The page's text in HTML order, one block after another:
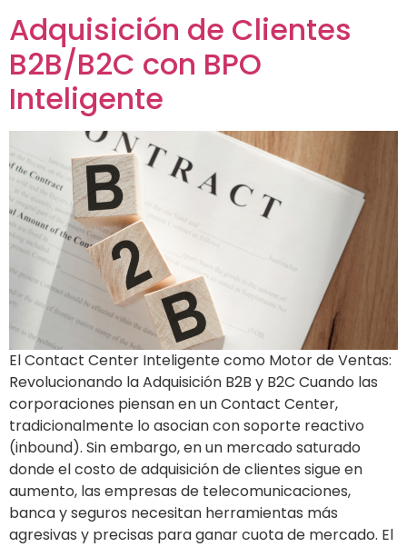
Adquisición de Clientes
B2B/B2C con BPO
Inteligente
El Contact Center Inteligente como Motor de Ventas:
Revolucionando la Adquisición B2B y B2C Cuando las
corporaciones piensan en un Contact Center,
tradicionalmente lo asocian con soporte reactivo
(inbound). Sin embargo, en un mercado saturado
donde el costo de adquisición de clientes sigue en
aumento, las empresas de telecomunicaciones,
banca y seguros necesitan herramientas más
agresivas y precisas para ganar cuota de mercado. El